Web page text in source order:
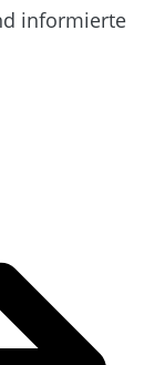
informierte